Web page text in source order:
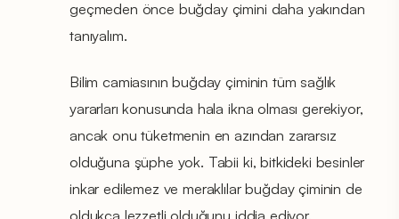
geçmeden önce buğday çimini daha yakından
tanıyalım.
Bilim camiasının buğday çiminin tüm sağlık
yararları konusunda hala ikna olması gerekiyor,
ancak onu tüketmenin en azından zararsız
olduğuna şüphe yok. Tabii ki, bitkideki besinler
inkar edilemez ve meraklılar buğday çiminin de
oldukça lezzetli olduğunu iddia ediyor.